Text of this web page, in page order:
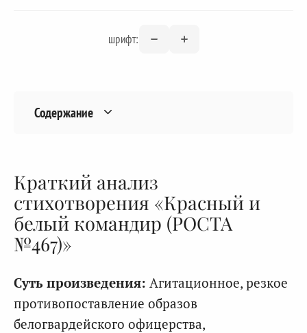
шрифт:
Содержание
Краткий анализ
стихотворения «Красный и
белый командир (РОСТА
№467)»
Суть произведения: Агитационное, резкое
противопоставление образов
белогвардейского офицерства,